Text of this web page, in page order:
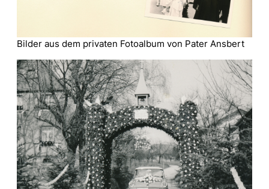
Bilder aus dem privaten Fotoalbum von Pater Ansbert